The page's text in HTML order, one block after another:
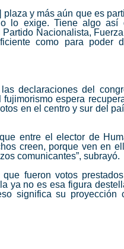
plaza y más aún que es
lo exige. Tiene algo
Nacionalista,
como para poder
declaraciones del
espera
en el centro y sur del
entre el elector de
creen, porque ven en
comunicantes”, subrayó.
fueron votos
ya no es esa figura
significa su proyección